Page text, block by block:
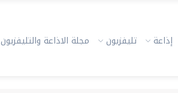
إذاعة تليفزيون مجلة الاذاعة والتليفزيون